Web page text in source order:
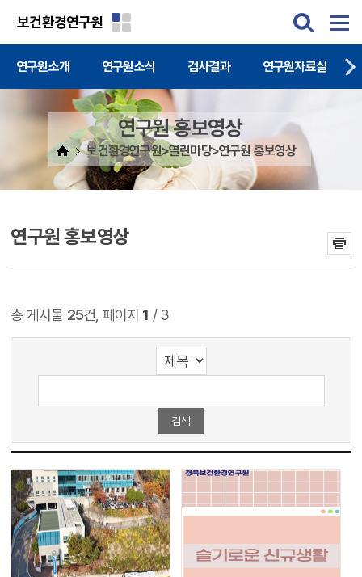
보건환경연구원
연구원소개 연구원소식 검사결과 연구원자료실
연구원 홍보영상
보건환경연구원>열린마당>연구원 홍보영상
연구원 홍보영상
총 게시물 25건, 페이지 1 / 3